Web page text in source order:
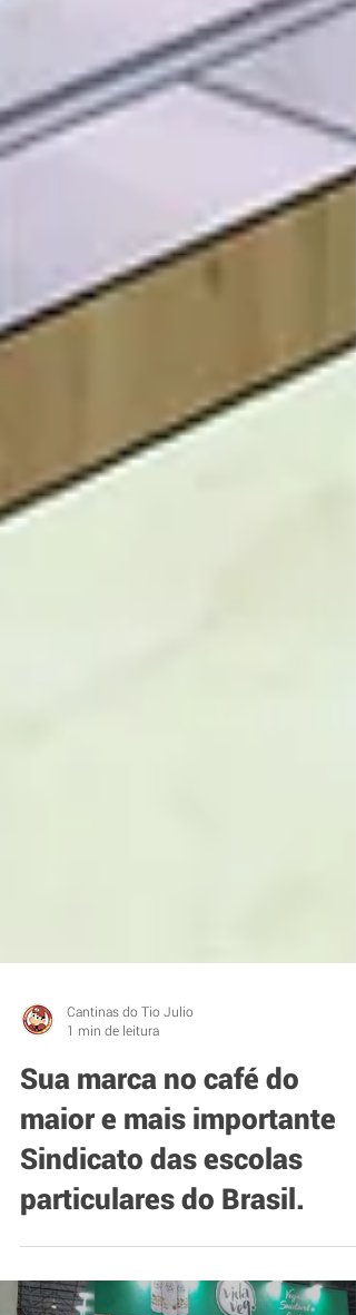
Cantinas do Tio Julio
1 min de leitura
Sua marca no café do
maior e mais importante
Sindicato das escolas
particulares do Brasil.